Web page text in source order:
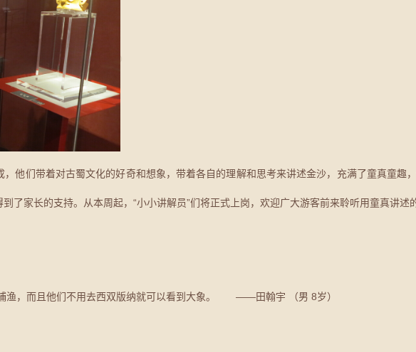
他们带着对古蜀文化的好奇和想象，带着各自的理解和思考来讲述金沙，充满了童真童趣
了家长的支持。从本周起，“小小讲解员”们将正式上岗，欢迎广大游客前来聆听用童真讲述
渔，而且他们不用去西双版纳就可以看到大象。 ——田翰宇 （男 8岁）